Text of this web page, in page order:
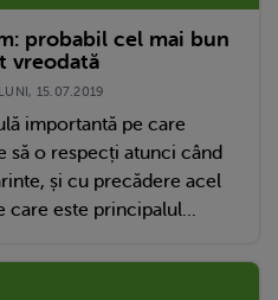
probabil cel mai bun
vreodată
15.07.2019
importantă pe care
să o respecți atunci când
și cu precădere acel
care este principalul...